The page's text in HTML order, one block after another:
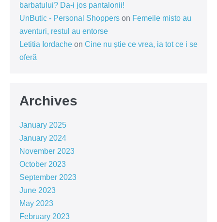
barbatului? Da-i jos pantalonii!
UnButic - Personal Shoppers on Femeile misto au
aventuri, restul au entorse
Letitia Iordache on Cine nu știe ce vrea, ia tot ce i se
oferă
Archives
January 2025
January 2024
November 2023
October 2023
September 2023
June 2023
May 2023
February 2023